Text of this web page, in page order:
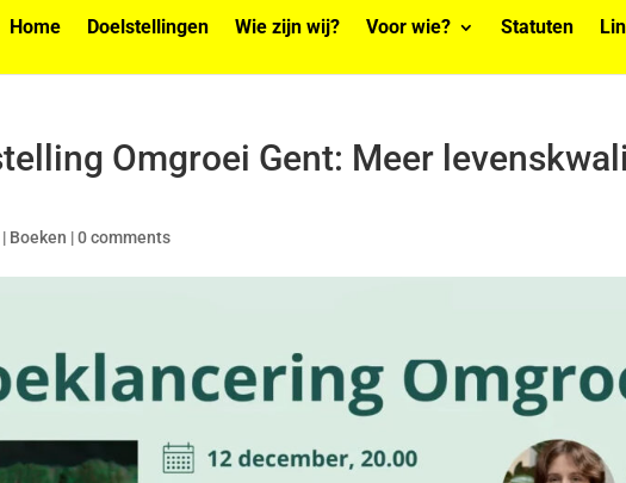
Home Doelstellingen Wie zijn wij? Voor wie? Statuten
Omgroei Gent: Meer
| Boeken |0 comments